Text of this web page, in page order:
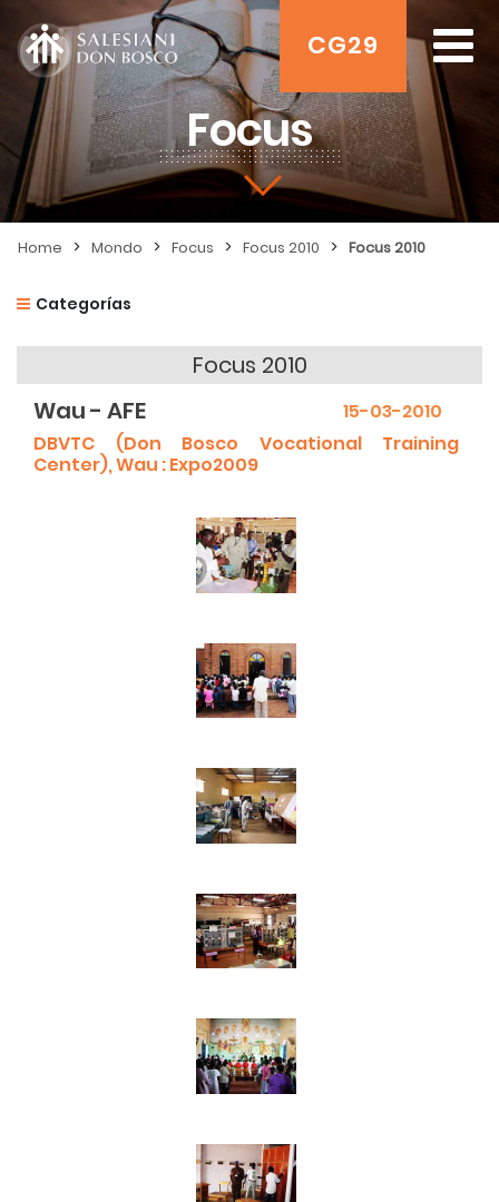
CG29
Focus
Home > Mondo > Focus > Focus 2010 > Focus 2010
Categorías
Focus 2010
Wau - AFE
15-03-2010
DBVTC (Don Bosco Vocational Training
Center), Wau : Expo2009